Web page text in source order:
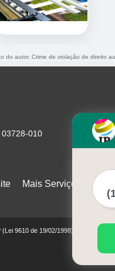
do autor. Crime de violação de direito
03728-010
Mais Serviços
9610 de 19/02/1998)